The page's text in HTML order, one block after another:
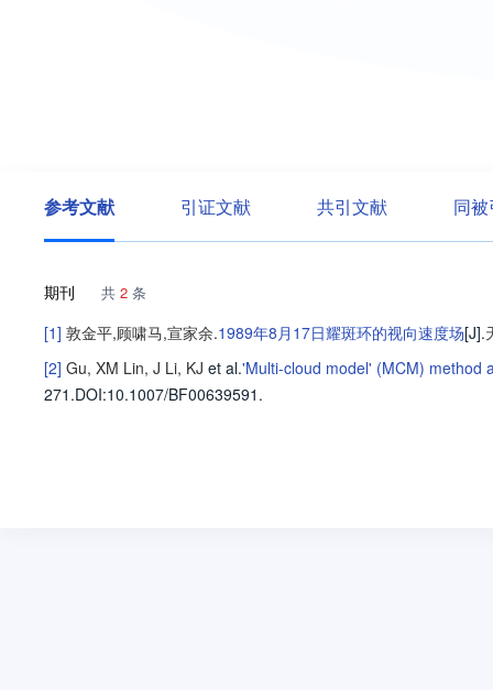
参考文献 引证文献 共引文献 同
期刊 共 2 条
[1] 敦金平,顾啸马,宣家余.1989年8月17日耀斑环的视向速度场[J].
[2] Gu, XM Lin, J Li, KJ et al.'Multi-cloud model' (MCM) method
271 .DOI:10.1007/BF00639591.